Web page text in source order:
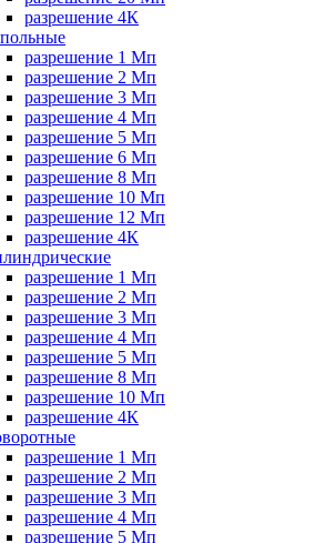
разрешение 4К
разрешение 1 Мп
разрешение 2 Мп
разрешение 3 Мп
разрешение 4 Мп
разрешение 5 Мп
разрешение 6 Мп
разрешение 8 Мп
разрешение 10 Мп
разрешение 12 Мп
разрешение 4К
разрешение 1 Мп
разрешение 2 Мп
разрешение 3 Мп
разрешение 4 Мп
разрешение 5 Мп
разрешение 8 Мп
разрешение 10 Мп
разрешение 4К
разрешение 1 Мп
разрешение 2 Мп
разрешение 3 Мп
разрешение 4 Мп
разрешение 5 Мп